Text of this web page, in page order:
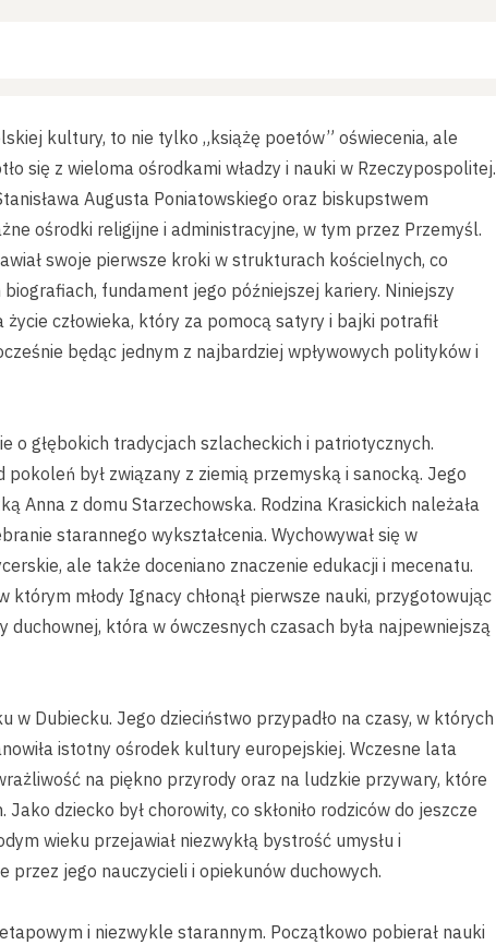
kultury, to nie tylko „książę poetów” oświecenia, ale
się z wieloma ośrodkami władzy i nauki w Rzeczypospolitej.
Augusta Poniatowskiego oraz biskupstwem
ośrodki religijne i administracyjne, w tym przez Przemyśl.
swoje pierwsze kroki w strukturach kościelnych, co
fundament jego późniejszej kariery. Niniejszy
człowieka, który za pomocą satyry i bajki potrafił
będąc jednym z najbardziej wpływowych polityków i
o głębokich tradycjach szlacheckich i patriotycznych.
był związany z ziemią przemyską i sanocką. Jego
Anna z domu Starzechowska. Rodzina Krasickich należała
starannego wykształcenia. Wychowywał się w
ale także doceniano znaczenie edukacji i mecenatu.
którym młody Ignacy chłonął pierwsze nauki, przygotowując
która w ówczesnych czasach była najpewniejszą
Dubiecku. Jego dzieciństwo przypadło na czasy, w których
istotny ośrodek kultury europejskiej. Wczesne lata
na piękno przyrody oraz na ludzkie przywary, które
dziecko był chorowity, co skłoniło rodziców do jeszcze
wieku przejawiał niezwykłą bystrość umysłu i
przez jego nauczycieli i opiekunów duchowych.
i niezwykle starannym. Początkowo pobierał nauki